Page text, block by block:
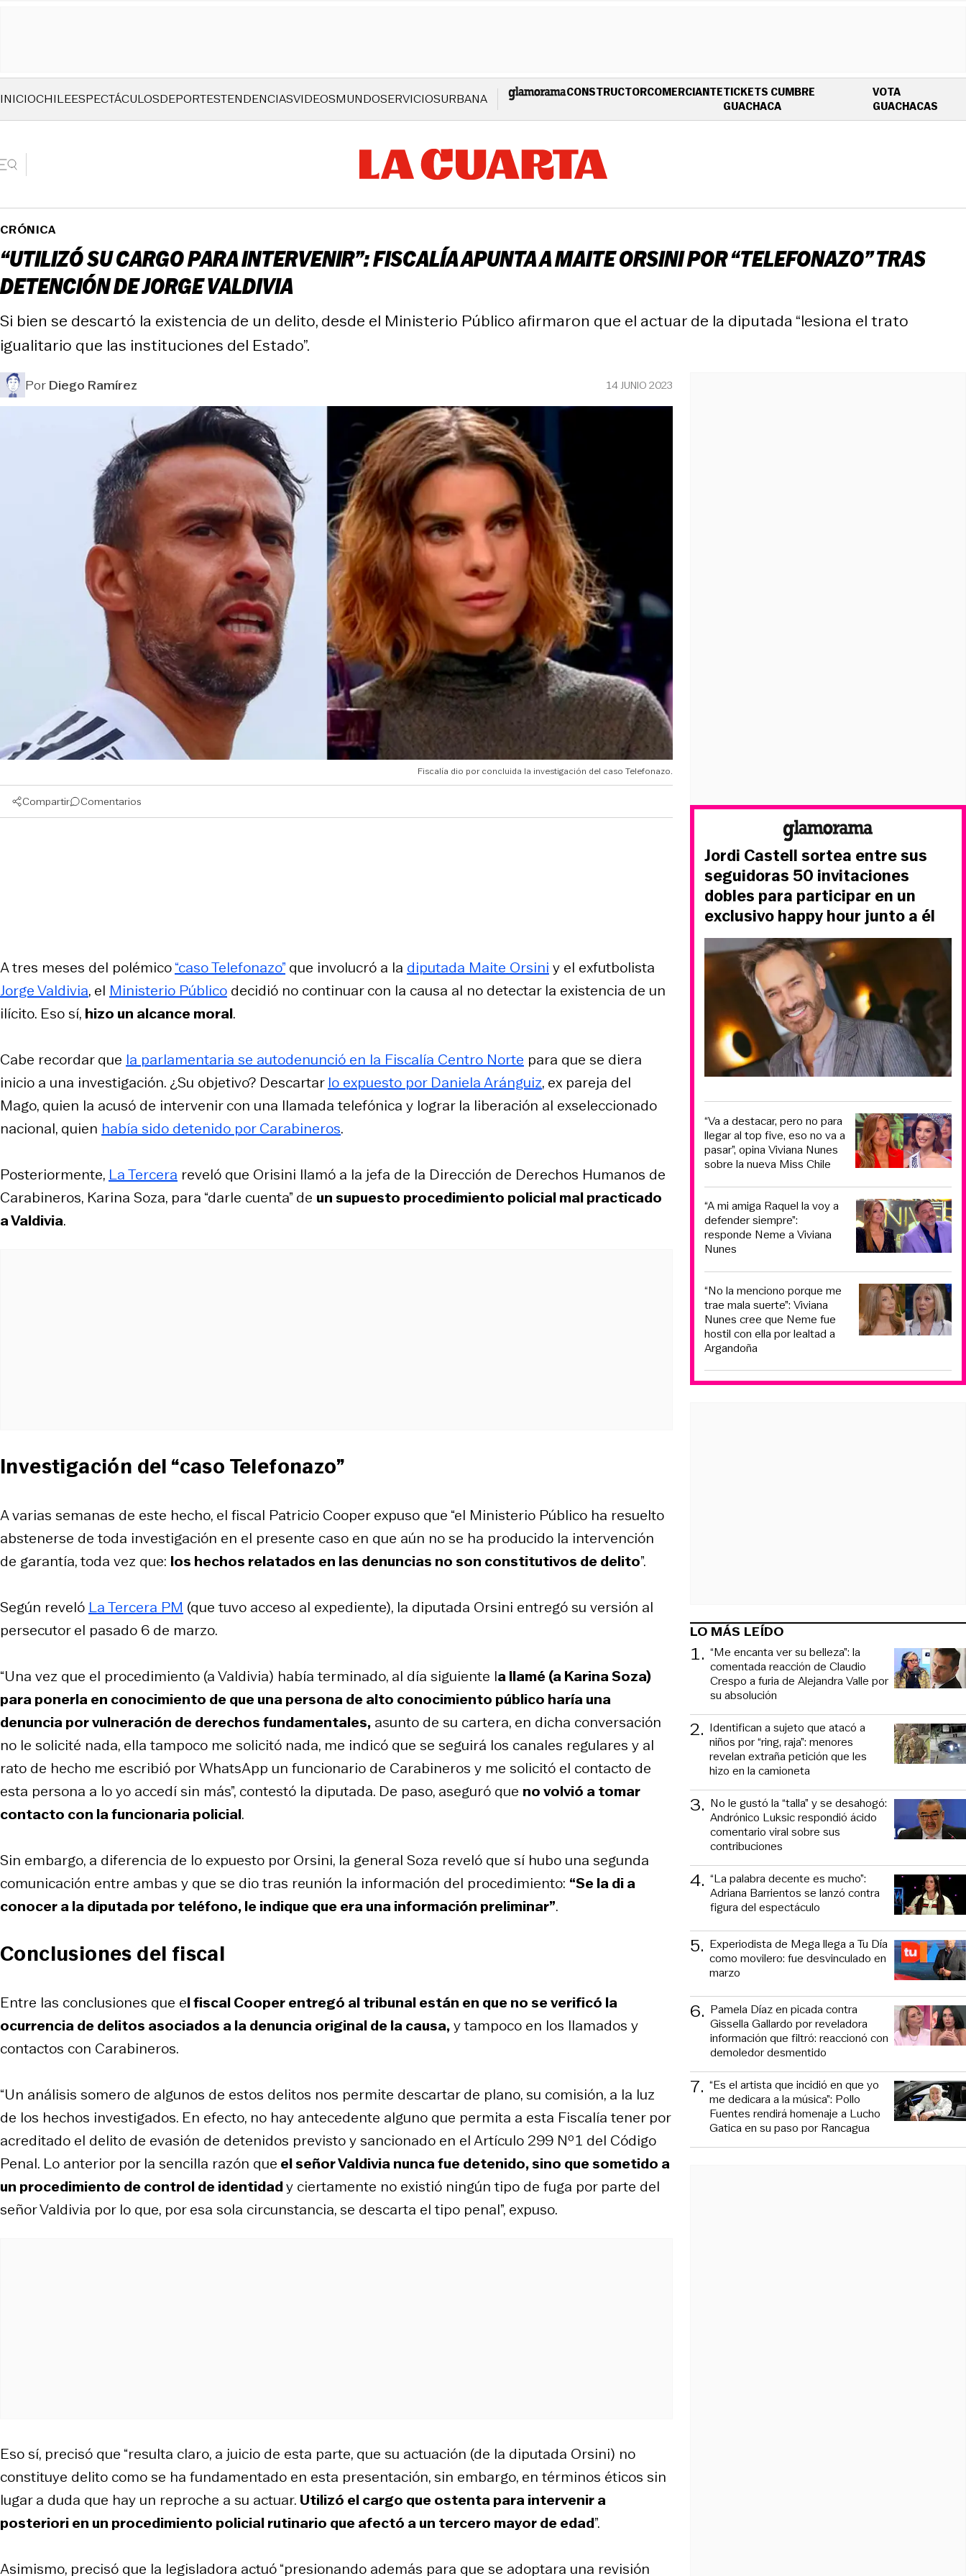
INICIOCHILEESPECTÁCULOSDEPORTESTENDENCIASVIDEOSMUNDOSERVICIOSURBANA CONSTRUCTORCOMERCIANTETICKETS CUMBRE
GUACHACAOPENS IN NEW WINDOW
VOTA
GUACHACAS
CRÓNICA
“UTILIZÓ SU CARGO PARA INTERVENIR”: FISCALÍA APUNTA A MAITE ORSINI POR “TELEFONAZO” TRAS
DETENCIÓN DE JORGE VALDIVIA
Si bien se descartó la existencia de un delito, desde el Ministerio Público afirmaron que el actuar de la diputada “lesiona el trato
igualitario que las instituciones del Estado”.
PorDiego Ramírez 14 JUNIO 2023
Fiscalía dio por concluida la investigación del caso Telefonazo.
Compartir Comentarios
A tres meses del polémico“caso Telefonazo” que involucró a la diputada Maite Orsini y el exfutbolista
Jorge Valdivia, el Ministerio Público decidió no continuar con la causa al no detectar la existencia de un
ilícito. Eso sí, hizo un alcance moral.
Cabe recordar que la parlamentaria se autodenunció en la Fiscalía Centro Norte para que se diera
inicio a una investigación. ¿Su objetivo? Descartar lo expuesto por Daniela Aránguiz, ex pareja del
Mago, quien la acusó de intervenir con una llamada telefónica y lograr la liberación al exseleccionado
nacional, quien había sido detenido por Carabineros.
Posteriormente, La Tercera reveló que Orisini llamó a la jefa de la Dirección de Derechos Humanos de
Carabineros, Karina Soza, para “darle cuenta” de un supuesto procedimiento policial mal practicado
a Valdivia.
Investigación del “caso Telefonazo”
A varias semanas de este hecho, el fiscal Patricio Cooper expuso que “el Ministerio Público ha resuelto
abstenerse de toda investigación en el presente caso en que aún no se ha producido la intervención
de garantía, toda vez que: los hechos relatados en las denuncias no son constitutivos de delito”.
Según reveló La Tercera PM (que tuvo acceso al expediente), la diputada Orsini entregó su versión al
persecutor el pasado 6 de marzo.
“Una vez que el procedimiento (a Valdivia) había terminado, al día siguiente la llamé (a Karina Soza)
para ponerla en conocimiento de que una persona de alto conocimiento público haría una
denuncia por vulneración de derechos fundamentales, asunto de su cartera, en dicha conversación
no le solicité nada, ella tampoco me solicitó nada, me indicó que se seguirá los canales regulares y al
rato de hecho me escribió por WhatsApp un funcionario de Carabineros y me solicitó el contacto de
esta persona a lo yo accedí sin más”, contestó la diputada. De paso, aseguró que no volvió a tomar
contacto con la funcionaria policial.
Sin embargo, a diferencia de lo expuesto por Orsini, la general Soza reveló que sí hubo una segunda
comunicación entre ambas y que se dio tras reunión la información del procedimiento: “Se la di a
conocer a la diputada por teléfono, le indique que era una información preliminar”.
Conclusiones del fiscal
Entre las conclusiones que el fiscal Cooper entregó al tribunal están en que no se verificó la
ocurrencia de delitos asociados a la denuncia original de la causa,y tampoco en los llamados y
contactos con Carabineros.
“Un análisis somero de algunos de estos delitos nos permite descartar de plano, su comisión, a la luz
de los hechos investigados. En efecto, no hay antecedente alguno que permita a esta Fiscalía tener por
acreditado el delito de evasión de detenidos previsto y sancionado en el Artículo 299 Nº1 del Código
Penal. Lo anterior por la sencilla razón que el señor Valdivia nunca fue detenido, sino que sometido a
un procedimiento de control de identidady ciertamente no existió ningún tipo de fuga por parte del
señor Valdivia por lo que, por esa sola circunstancia, se descarta el tipo penal”, expuso.
Eso sí, precisó que “resulta claro, a juicio de esta parte, que su actuación (de la diputada Orsini) no
constituye delito como se ha fundamentado en esta presentación, sin embargo, en términos éticos sin
lugar a duda que hay un reproche a su actuar. Utilizó el cargo que ostenta para intervenir a
posteriori en un procedimiento policial rutinario que afectó a un tercero mayor de edad”.
Asimismo, precisó que la legisladora actuó “presionando además para que se adoptara una revisión
Jordi Castell sortea entre sus
seguidoras 50 invitaciones
dobles para participar en un
exclusivo happy hour junto a él
“Va a destacar, pero no para
llegar al top five, eso no va a
pasar”, opina Viviana Nunes
sobre la nueva Miss Chile
“A mi amiga Raquel la voy a
defender siempre”:
responde Neme a Viviana
Nunes
“No la menciono porque me
trae mala suerte”: Viviana
Nunes cree que Neme fue
hostil con ella por lealtad a
Argandoña
LO MÁS LEÍDO
1. “Me encanta ver su belleza”: la
comentada reacción de Claudio
Crespo a furia de Alejandra Valle por
su absolución
2. Identifican a sujeto que atacó a
niños por “ring, raja”: menores
revelan extraña petición que les
hizo en la camioneta
3. No le gustó la “talla” y se desahogó:
Andrónico Luksic respondió ácido
comentario viral sobre sus
contribuciones
4. “La palabra decente es mucho”:
Adriana Barrientos se lanzó contra
figura del espectáculo
5. Experiodista de Mega llega a Tu Día
como movilero: fue desvinculado en
marzo
6. Pamela Díaz en picada contra
Gissella Gallardo por reveladora
información que filtró: reaccionó con
demoledor desmentido
7. “Es el artista que incidió en que yo
me dedicara a la música”: Pollo
Fuentes rendirá homenaje a Lucho
Gatica en su paso por Rancagua